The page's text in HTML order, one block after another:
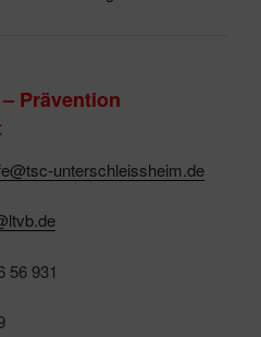
Prävention
unterschleissheim.de
56 931